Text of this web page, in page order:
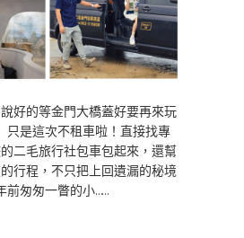
好的等金門大橋蓋好要再來玩
只是這次不租車啦！直接找專
二毛旅行社包車包起來，還幫
行程，不只把上回遺漏的秘境
前匆匆一瞥的小……